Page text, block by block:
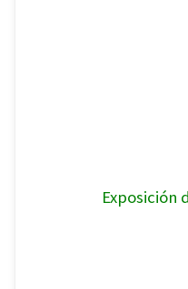
Exposición